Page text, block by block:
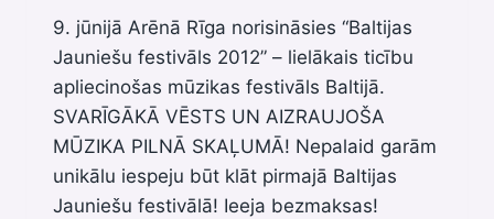
9. jūnijā Arēnā Rīga norisināsies “Baltijas
Jauniešu festivāls 2012” – lielākais ticību
apliecinošas mūzikas festivāls Baltijā.
SVARĪGĀKĀ VĒSTS UN AIZRAUJOŠA
MŪZIKA PILNĀ SKAĻUMĀ! Nepalaid garām
unikālu iespeju būt klāt pirmajā Baltijas
Jauniešu festivālā! Ieeja bezmaksas!